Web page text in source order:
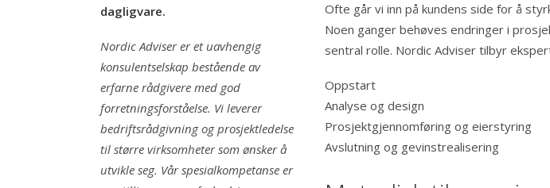
dagligvare.
Nordic Adviser er et uavhengig
konsulentselskap bestående av
erfarne rådgivere med god
forretningsforståelse. Vi leverer
bedriftsrådgivning og prosjektledelse
til større virksomheter som ønsker å
utvikle seg. Vår spesialkompetanse er
Ofte går vi inn på kundens side for å
Noen ganger behøves endringer i
sentral rolle. Nordic Adviser tilbyr
Oppstart
Analyse og design
Prosjektgjennomføring og eierstyring
Avslutning og gevinstrealisering